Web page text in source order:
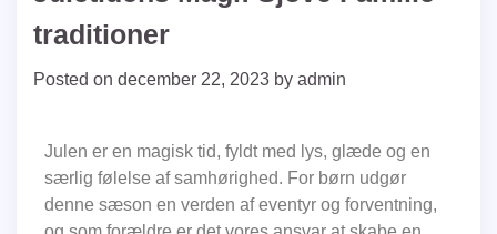
traditioner
Posted on december 22, 2023 by admin
Julen er en magisk tid, fyldt med lys, glæde og en
særlig følelse af samhørighed. For børn udgør
denne sæson en verden af eventyr og forventning,